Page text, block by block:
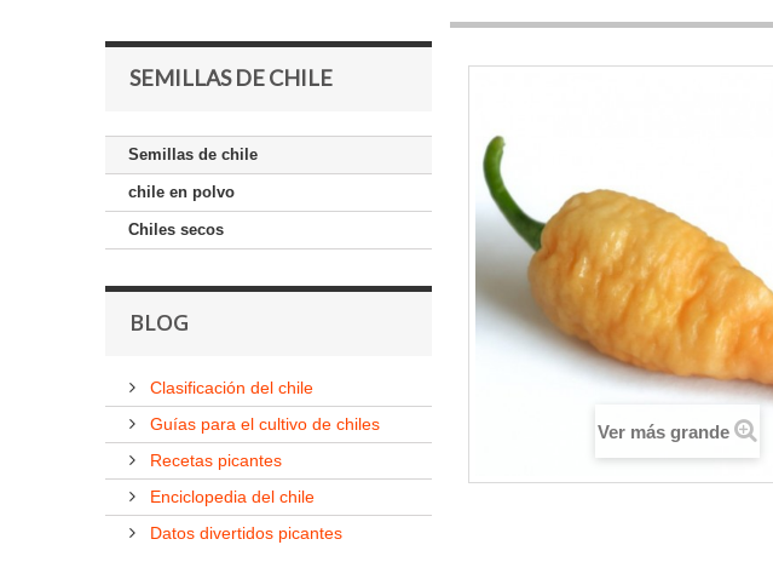
SEMILLAS DE CHILE
Semillas de chile
chile en polvo
Chiles secos
BLOG
Clasificación del chile
Guías para el cultivo de chiles
Recetas picantes
Enciclopedia del chile
Datos divertidos picantes
Ver más grande